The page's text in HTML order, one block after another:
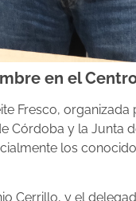
en el
Fresco,
Córdoba y la Junta
los
Cerrillo, y el